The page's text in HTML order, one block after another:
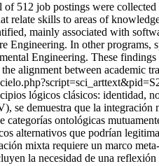
of 512 job postings were
relate skills to areas of
mainly associated with
Engineering. In other
Engineering. These
the alignment between academic
lógicos clásicos: identidad,
se demuestra que la
categorías ontológicas
alternativos que podrían
mixta requiere un marco
la necesidad de una